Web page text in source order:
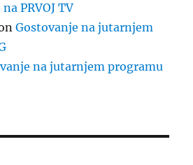
PRVOJ TV
Gostovanje na jutarnjem
na jutarnjem programu